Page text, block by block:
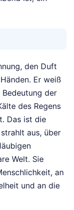
den Duft
Er weiß
der
des Regens
Das ist die
aus, über
Welt. Sie
an
und an die